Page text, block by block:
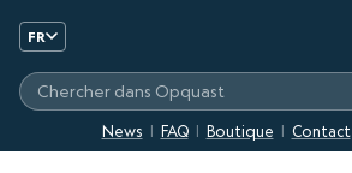
FR
News FAQ Boutique Contact
Chercher dans Opquast